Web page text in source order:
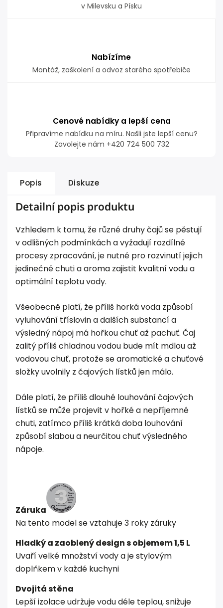
v Milevsku a Písku
Nabízíme
Montáž, zaškolení a odvoz starého spotřebiče
Cenové nabídky a lepší cena
Připravíme nabídku na míru. Našli jste lepší cenu?
Zavolejte nám +420 724 500 732
Popis Diskuze
Detailní popis produktu
Vzhledem k tomu, že různé druhy čajů se pěstují
v odlišných podmínkách a vyžadují rozdílné
procesy zpracování, je nutné pro rozvinutí jejich
jedinečné chuti a aroma zajistit kvalitní vodu a
optimální teplotu vody.
Všeobecně platí, že příliš horká voda způsobí
vyluhování tříslovin a dalších substancí a
výsledný nápoj má hořkou chuť až pachuť. Čaj
zalitý příliš chladnou vodou bude mít mdlou až
vodovou chuť, protože se aromatické a chuťové
složky uvolnily z čajových lístků jen málo.
Dále platí, že příliš dlouhé louhování čajových
lístků se může projevit v hořké a nepříjemné
chuti, zatímco příliš krátká doba louhování
způsobí slabou a neurčitou chuť výsledného
nápoje.
Záruka
Na tento model se vztahuje 3 roky záruky
Hladký a zaoblený design s objemem 1,5 L
Uvaří velké množství vody a je stylovým
doplňkem v každé kuchyni
Dvojitá stěna
Lepší izolace udržuje vodu déle teplou, snižuje